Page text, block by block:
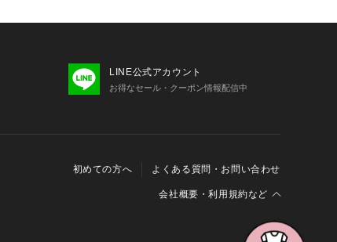
LINE公式アカウント
お得なセール・クーポン情報配信中
初めての方へ よくある質問・お問い合わせ
会社概要・利用規約など
特定商取引に関する法律に基づく表示